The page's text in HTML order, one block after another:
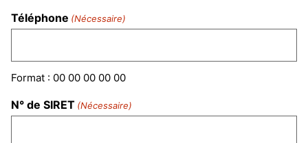
Téléphone (Nécessaire)
Format : 00 00 00 00 00
N° de SIRET (Nécessaire)